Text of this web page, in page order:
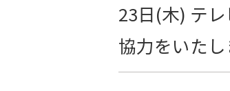
23日(木) テ
協力をいたし